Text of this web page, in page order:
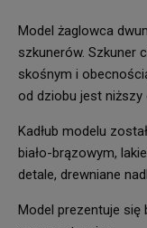
Model żaglowca
szkunerów. Szkuner
skośnym i
od dziobu jest niższy
Kadłub modelu
biało-brązowym,
detale, drewniane
Model prezentuje się